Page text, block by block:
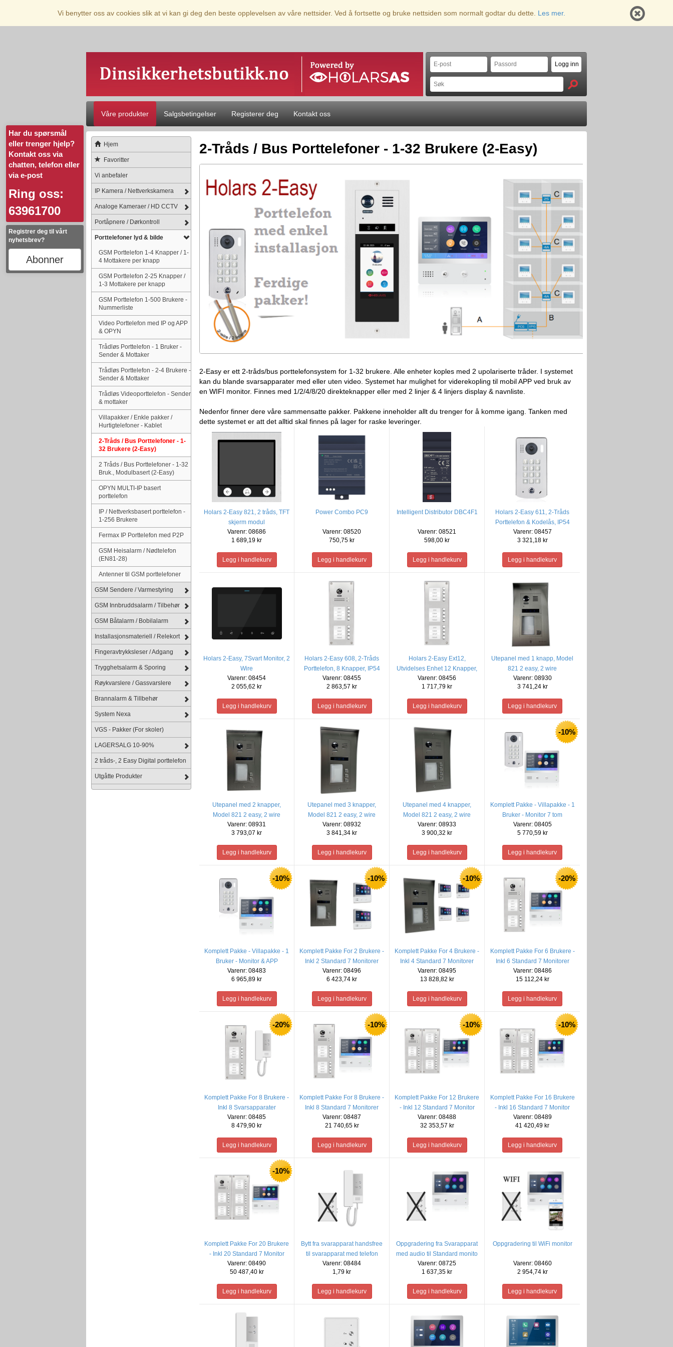
Vi benytter oss av cookies slik at vi kan gi deg den beste opplevelsen av våre nettsider. Ved å fortsette og bruke nettsiden som normalt godtar du dette. Les mer.
Har du spørsmål
eller trenger hjelp?
Kontakt oss via
chatten, telefon eller
via e-post
Ring oss:
63961700
Registrer deg til vårt
nyhetsbrev?
Abonner
Våre produkter Salgsbetingelser Registerer deg Kontakt oss
Hjem
Favoritter
Vi anbefaler
IP Kamera / Nettverkskamera
Analoge Kameraer / HD CCTV
Portåpnere / Dørkontroll
Porttelefoner lyd & bilde
GSM Porttelefon 1-4 Knapper / 1-
4 Mottakere per knapp
GSM Porttelefon 2-25 Knapper /
1-3 Mottakere per knapp
GSM Porttelefon 1-500 Brukere -
Nummerliste
Video Porttelefon med IP og APP
& OPYN
Trådløs Porttelefon - 1 Bruker -
Sender & Mottaker
Trådløs Porttelefon - 2-4 Brukere -
Sender & Mottaker
Trådløs Videoporttelefon - Sender
& mottaker
Villapakker / Enkle pakker /
Hurtigtelefoner - Kablet
2-Tråds / Bus Porttelefoner - 1-
32 Brukere (2-Easy)
2 Tråds / Bus Porttelefoner - 1-32
Bruk., Modulbasert (2-Easy)
OPYN MULTI-IP basert
porttelefon
IP / Nettverksbasert porttelefon -
1-256 Brukere
Fermax IP Porttelefon med P2P
GSM Heisalarm / Nødtelefon
(EN81-28)
Antenner til GSM porttelefoner
GSM Sendere / Varmestyring
GSM Innbruddsalarm / Tilbehør
GSM Båtalarm / Bobilalarm
Installasjonsmateriell / Relekort
Fingeravtrykksleser / Adgang
Trygghetsalarm & Sporing
Røykvarslere / Gassvarslere
Brannalarm & Tillbehør
System Nexa
VGS - Pakker (For skoler)
LAGERSALG 10-90%
2 tråds-, 2 Easy Digital porttelefon
Utgåtte Produkter
2-Tråds / Bus Porttelefoner - 1-32 Brukere (2-Easy)
2-Easy er ett 2-tråds/bus porttelefonsystem for 1-32 brukere. Alle enheter koples med 2 upolariserte tråder. I systemet
kan du blande svarsapparater med eller uten video. Systemet har mulighet for viderekopling til mobil APP ved bruk av
en WIFI monitor. Finnes med 1/2/4/8/20 direkteknapper eller med 2 linjer & 4 linjers display & navnliste.
Nedenfor finner dere våre sammensatte pakker. Pakkene inneholder allt du trenger for å komme igang. Tanken med
dette systemet er att det alltid skal finnes på lager for raske leveringer.
Holars 2-Easy 821, 2 tråds, TFT
skjerm modul
Varenr: 08686
1 689,19 kr
Power Combo PC9
Varenr: 08520
750,75 kr
Intelligent Distributor DBC4F1
Varenr: 08521
598,00 kr
Holars 2-Easy 611, 2-Tråds
Porttelefon & Kodelås, IP54
Varenr: 08457
3 321,18 kr
Holars 2-Easy, 7Svart Monitor, 2
Wire
Varenr: 08454
2 055,62 kr
Holars 2-Easy 608, 2-Tråds
Porttelefon, 8 Knapper, IP54
Varenr: 08455
2 863,57 kr
Holars 2-Easy Ext12,
Utvidelses Enhet 12 Knapper,
IP54
Varenr: 08456
1 717,79 kr
Utepanel med 1 knapp, Model
821 2 easy, 2 wire
Varenr: 08930
3 741,24 kr
Utepanel med 2 knapper,
Model 821 2 easy, 2 wire
Varenr: 08931
3 793,07 kr
Utepanel med 3 knapper,
Model 821 2 easy, 2 wire
Varenr: 08932
3 841,34 kr
Utepanel med 4 knapper,
Model 821 2 easy, 2 wire
Varenr: 08933
3 900,32 kr
-10%
Komplett Pakke - Villapakke - 1
Bruker - Monitor 7 tom
Varenr: 08405
5 770,59 kr
-10%
Komplett Pakke - Villapakke - 1
Bruker - Monitor & APP
Varenr: 08483
6 965,89 kr
-10%
Komplett Pakke For 2 Brukere -
Inkl 2 Standard 7 Monitorer
Varenr: 08496
6 423,74 kr
-10%
Komplett Pakke For 4 Brukere -
Inkl 4 Standard 7 Monitorer
Varenr: 08495
13 828,82 kr
-20%
Komplett Pakke For 6 Brukere -
Inkl 6 Standard 7 Monitorer
Varenr: 08486
15 112,24 kr
-20%
Komplett Pakke For 8 Brukere -
Inkl 8 Svarsapparater
Varenr: 08485
8 479,90 kr
-10%
Komplett Pakke For 8 Brukere -
Inkl 8 Standard 7 Monitorer
Varenr: 08487
21 740,65 kr
-10%
Komplett Pakke For 12 Brukere
- Inkl 12 Standard 7 Monitor
Varenr: 08488
32 353,57 kr
-10%
Komplett Pakke For 16 Brukere
- Inkl 16 Standard 7 Monitor
Varenr: 08489
41 420,49 kr
-10%
Komplett Pakke For 20 Brukere
- Inkl 20 Standard 7 Monitor
Varenr: 08490
50 487,40 kr
Bytt fra svarapparat handsfree
til svarapparat med telefon
Varenr: 08484
1,79 kr
Oppgradering fra Svarapparat
med audio til Standard monito
Varenr: 08725
1 637,35 kr
Oppgradering til WiFi monitor
Varenr: 08460
2 954,74 kr